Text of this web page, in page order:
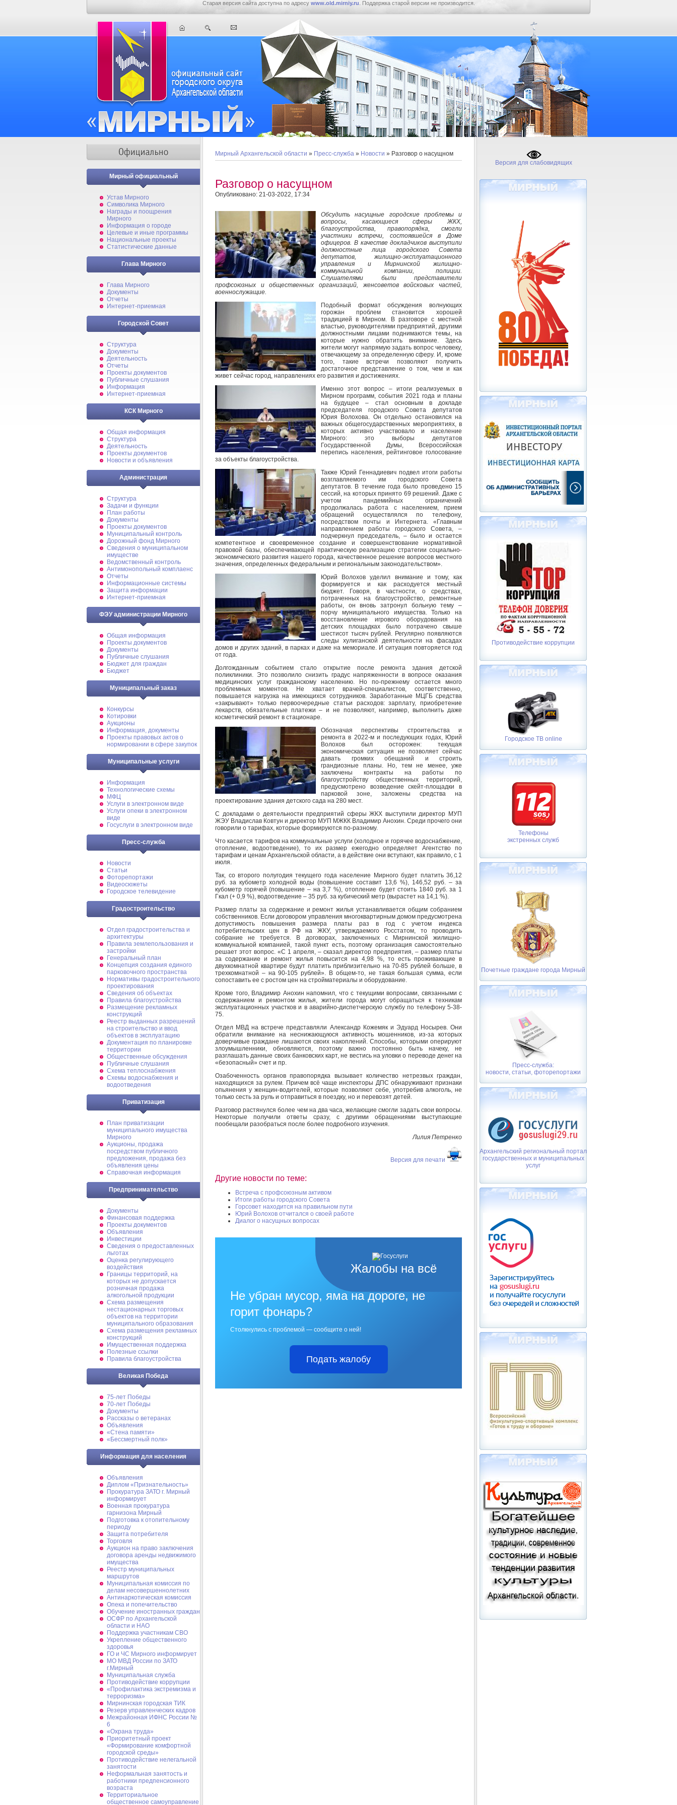
Старая версия сайта доступна по адресу www.old.mirniy.ru . Поддержка старой версии не производится.
Мирный официальный
Устав Мирного
Символика Мирного
Награды и поощрения
Мирного
Информация о городе
Целевые и иные программы
Национальные проекты
Статистические данные
Глава Мирного
Глава Мирного
Документы
Отчеты
Интернет-приемная
Городской Совет
Структура
Документы
Деятельность
Отчеты
Проекты документов
Публичные слушания
Информация
Интернет-приемная
КСК Мирного
Общая информация
Структура
Деятельность
Проекты документов
Новости и объявления
Администрация
Структура
Задачи и функции
План работы
Документы
Проекты документов
Муниципальный контроль
Дорожный фонд Мирного
Cведения о муниципальном
имуществе
Ведомственный контроль
Антимонопольный комплаенс
Отчеты
Информационные системы
Защита информации
Интернет-приемная
ФЭУ администрации Мирного
Общая информация
Проекты документов
Документы
Публичные слушания
Бюджет для граждан
Бюджет
Муниципальный заказ
Конкурсы
Котировки
Аукционы
Информация, документы
Проекты правовых актов о
нормировании в сфере закупок
Муниципальные услуги
Информация
Технологические схемы
МФЦ
Услуги в электронном виде
Услуги опеки в электронном
виде
Госуслуги в электронном виде
Пресс-служба
Новости
Статьи
Фоторепортажи
Видеосюжеты
Городское телевидение
Градостроительство
Отдел градостроительства и
архитектуры
Правила землепользования и
застройки
Генеральный план
Концепция создания единого
парковочного пространства
Нормативы градостроительного
проектирования
Сведения об объектах
Правила благоустройства
Размещение рекламных
конструкций
Реестр выданных разрешений
на строительство и ввод
объектов в эксплуатацию
Документация по планировке
территории
Общественные обсуждения
Публичные слушания
Схема теплоснабжения
Схемы водоснабжения и
водоотведения
Приватизация
План приватизации
муниципального имущества
Мирного
Аукционы, продажа
посредством публичного
предложения, продажа без
объявления цены
Справочная информация
Предпринимательство
Документы
Финансовая поддержка
Проекты документов
Объявления
Инвестиции
Сведения о предоставленных
льготах
Оценка регулирующего
воздействия
Границы территорий, на
которых не допускается
розничная продажа
алкогольной продукции
Схема размещения
нестационарных торговых
объектов на территории
муниципального образования
Схема размещения рекламных
конструкций
Имущественная поддержка
Полезные ссылки
Правила благоустройства
Великая Победа
75-лет Победы
70-лет Победы
Документы
Рассказы о ветеранах
Объявления
«Стена памяти»
«Бессмертный полк»
Информация для населения
Объявления
Диплом «Признательность»
Прокуратура ЗАТО г. Мирный
информирует
Военная прокуратура
гарнизона Мирный
Подготовка к отопительному
периоду
Защита потребителя
Торговля
Аукцион на право заключения
договора аренды недвижимого
имущества
Реестр муниципальных
маршрутов
Муниципальная комиссия по
делам несовершеннолетних
Антинаркотическая комиссия
Опека и попечительство
Обучение иностранных граждан
ОСФР по Архангельской
области и НАО
Поддержка участникам СВО
Укрепление общественного
здоровья
ГО и ЧС Мирного информирует
МО МВД России по ЗАТО
г.Мирный
Муниципальная cлужба
Противодействие коррупции
«Профилактика экстремизма и
терроризма»
Мирнинская городская ТИК
Резерв управленческих кадров
Межрайонная ИФНС России №
6
«Охрана труда»
Приоритетный проект
«Формирование комфортной
городской среды»
Противодействие нелегальной
занятости
Неформальная занятость и
работники предпенсионного
возраста
Территориальное
общественное самоуправление
Мирный Архангельской области » Пресс-служба » Новости » Разговор о насущном
Разговор о насущном
Опубликовано: 21-03-2022, 17:34
Обсудить насущные городские проблемы и
вопросы, касающиеся сферы ЖКХ,
благоустройства, правопорядка, смогли
участники встречи, состоявшейся в Доме
офицеров. В качестве докладчиков выступили
должностные лица городского Совета
депутатов, жилищно-эксплуатационного
управления и Мирнинской жилищно-
коммунальной компании, полиции.
Слушателями были представители
профсоюзных и общественных организаций, женсоветов войсковых частей,
военнослужащие.
Подобный формат обсуждения волнующих
горожан проблем становится хорошей
традицией в Мирном. В разговоре с местной
властью, руководителями предприятий, другими
должностными лицами поднимаются темы, на
которые нужно обратить внимание. Здесь
жители могут напрямую задать вопрос человеку,
отвечающему за определенную сферу. И, кроме
того, такие встречи позволяют получить
достаточное представление о том, чем и как
живет сейчас город, направлениях его развития и достижениях.
Именно этот вопрос – итоги реализуемых в
Мирном программ, события 2021 года и планы
на будущее – стал основным в докладе
председателя городского Совета депутатов
Юрия Волохова. Он отдельно остановился на
важных общегосударственных мероприятиях, в
которых активно участвовало и население
Мирного: это выборы депутатов
Государственной Думы, Всероссийская
перепись населения, рейтинговое голосование
за объекты благоустройства.
Также Юрий Геннадиевич подвел итоги работы
возглавляемого им городского Совета
депутатов. В течение года было проведено 15
сессий, на которых принято 69 решений. Даже с
учетом пандемийных ограничений
продолжалась работа с населением, прием
обращений осуществлялся по телефону,
посредством почты и Интернета. «Главным
направлением работы городского Совета, –
подчеркнул председатель, – было и остается
компетентное и своевременное создание и совершенствование нормативной
правовой базы, обеспечивающей практическую реализацию стратегии социально-
экономического развития нашего города, качественное решение вопросов местного
значения, определенных федеральным и региональным законодательством».
Юрий Волохов уделил внимание и тому, как
формируется и как расходуется местный
бюджет. Говоря, в частности, о средствах,
потраченных на благоустройство, ремонтные
работы, он вновь затронул больную тему –
порчу муниципального имущества. Только на
восстановление игрового оборудования на
детских площадках было потрачено свыше
шестисот тысяч рублей. Регулярно появляются
следы хулиганской деятельности на фасадах
домов и других зданий, в парках и даже на мемориале. И ситуация повторяется год
от года.
Долгожданным событием стало открытие после ремонта здания детской
поликлиники. Это позволило снизить градус напряженности в вопросе оказания
медицинских услуг гражданскому населению. Но по-прежнему остается много
проблемных моментов. Не хватает врачей-специалистов, соответственно,
повышается нагрузка на имеющихся сотрудников. Заработанные МЦГБ средства
«закрывают» только первоочередные статьи расходов: зарплату, приобретение
лекарств, обязательные платежи – и не позволяют, например, выполнить даже
косметический ремонт в стационаре.
Обозначая перспективы строительства и
ремонта в 2022-м и последующих годах, Юрий
Волохов был осторожен: текущая
экономическая ситуация не позволяет сейчас
давать громких обещаний и строить
грандиозные планы. Но, тем не менее, уже
заключены контракты на работы по
благоустройству общественных территорий,
предусмотрено возведение скейт-площадки в
парковой зоне, заложены средства на
проектирование здания детского сада на 280 мест.
С докладами о деятельности предприятий сферы ЖКХ выступили директор МУП
ЖЭУ Владислав Ковтун и директор МУП МЖКК Владимир Анохин. Среди прочего они
говорили о тарифах, которые формируются по-разному.
Что касается тарифов на коммунальные услуги (холодное и горячее водоснабжение,
отопление, водоотведение), то их размер ежегодно определяет Агентство по
тарифам и ценам Архангельской области, а в действие они вступают, как правило, с 1
июля.
Так, со второго полугодия текущего года население Мирного будет платить 36,12
руб. за кубометр холодной воды (повышение составит 13,6 %), 146,52 руб. – за
кубометр горячей (повышение – на 3,7 %), отопление будет стоить 1840 руб. за 1
Гкал (+ 0,9 %), водоотведение – 35 руб. за кубический метр (вырастет на 14,1 %).
Размер платы за содержание и ремонт жилья устанавливается общим собранием
собственников. Если договором управления многоквартирным домом предусмотрена
допустимость повышения размера платы раз в год с учетом индекса
потребительских цен в РФ на ЖКУ, утверждаемого Росстатом, то проводить
собрание не требуется. В договорах, заключенных с Мирнинской жилищно-
коммунальной компанией, такой пункт есть, поэтому организация самостоятельно
решает этот вопрос. «С 1 апреля, – сказал директор предприятия, – размер платы
за содержание и ремонт жилья повысится на 4,98 %, то есть проживающие в
двухкомнатной квартире будут платить приблизительно на 70-85 рублей больше, в
трехкомнатной – на 90-105 рублей». В общем-то, не такая большая сумма, если
сопоставить ее с ростом цен на стройматериалы и оборудование.
Кроме того, Владимир Анохин напомнил, что с текущими вопросами, связанными с
содержанием и ремонтом жилья, жители города могут обращаться к техникам
эксплуатационных участков и в аварийно-диспетчерскую службу по телефону 5-38-
75.
Отдел МВД на встрече представляли Александр Кожемяк и Эдуард Носырев. Они
обратили внимание на неснижающуюся активность мошенников, из-за которых
доверчивые граждане лишаются своих накоплений. Способы, которыми оперируют
злоумышленники, обновляются, поэтому важно постоянно быть начеку, не
разглашать данные своих банковских карт, не вестись на уловки о переводе денег на
«безопасный» счет и пр.
Озабоченность органов правопорядка вызывает количество нетрезвых граждан,
находящихся за рулем. Причем всё чаще инспекторы ДПС обнаруживают признаки
опьянения у женщин-водителей, которые позволяют себе, употребив алкоголь, не
только сесть за руль и отправиться в поездку, но и перевозят детей.
Разговор растянулся более чем на два часа, желающие смогли задать свои вопросы.
Некоторые получили ответы сразу, с другими обращениями выступающие
пообещали разобраться после более подробного изучения.
Лилия Петренко
Версия для печати
Другие новости по теме:
Встреча с профсоюзным активом
Итоги работы городского Совета
Горсовет находится на правильном пути
Юрий Волохов отчитался о своей работе
Диалог о насущных вопросах
Жалобы на всё
Не убран мусор, яма на дороге, не
горит фонарь?
Столкнулись с проблемой — сообщите о ней!
Подать жалобу
Версия для слабовидящих
Противодействие коррупции
Городское ТВ online
Телефоны
экстренных служб
Почетные граждане города Мирный
Пресс-служба:
новости, статьи, фоторепортажи
Архангельский региональный портал
государственных и муниципальных
услуг